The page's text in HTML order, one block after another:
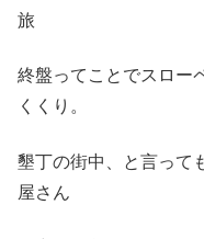
旅
終盤ってことでスロー
くくり。
墾丁の街中、と言って
屋さん